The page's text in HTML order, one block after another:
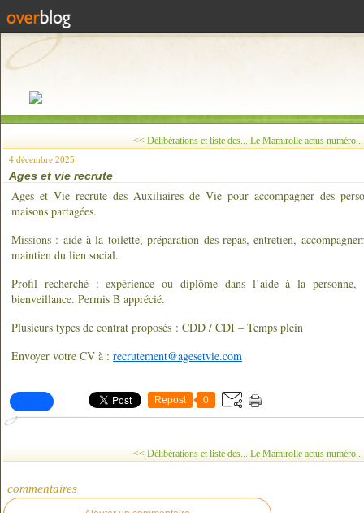
<< Délibérations et liste des... Le Mamirolle actus
4 décembre 2025
Ages et vie recrute
Ages et Vie recrute des Auxiliaires de Vie pour accompagner des
maisons partagées.
Missions : aide à la toilette, préparation des repas, entretien,
maintien du lien social.
Profil recherché : expérience ou diplôme dans l’aide à la
bienveillance. Permis B apprécié.
Plusieurs types de contrat proposés : CDD / CDI – Temps plein
Envoyer votre CV à : recrutement@agesetvie.com
Repost 0
<< Délibérations et liste des... Le Mamirolle actus
commentaires